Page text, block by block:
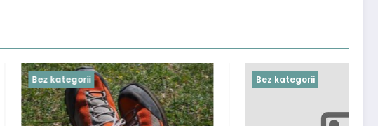
Bez kategorii